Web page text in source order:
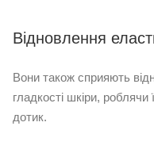
Відновлення
Вони також сприяють
гладкості шкіри,
дотик.